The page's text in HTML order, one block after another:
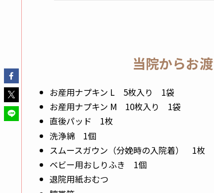
当院からお
お産用ナプキン L 5枚入り 1袋
お産用ナプキン M 10枚入り 1袋
直後パッド 1枚
洗浄綿 1個
スムースガウン（分娩時の入院着） 1枚
ベビー用おしりふき 1個
退院用紙おむつ